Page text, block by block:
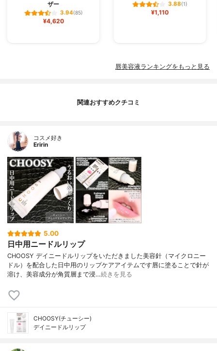
ザー
3.94(85)
¥4,620
3.88(1)
¥1,110
唇美容液ランキングをもっと見る
関連おすすめクチコミ
コスメ好き
Eririn
5.00
日中用ニードルリップ
CHOOSY デイニードルリップをいただきました美容針（マイクロニー
ドル）を配合した日中用のリップケアアイテムです唇に塗ることで針が
溶け、美容成分が角質層まで浸…続きを見る
CHOOSY(チューシー)
デイニードルリップ